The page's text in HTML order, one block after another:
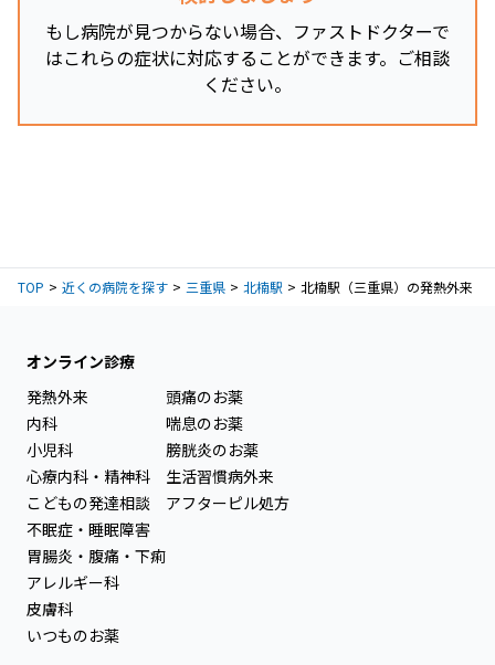
もし病院が見つからない場合、ファストドクターで
はこれらの症状に対応することができます。ご相談
ください。
TOP 近くの病院を探す 三重県 北楠駅 北楠駅（三重県）の発熱外来
オンライン診療
発熱外来
内科
小児科
心療内科・精神科
こどもの発達相談
不眠症・睡眠障害
胃腸炎・腹痛・下痢
アレルギー科
皮膚科
いつものお薬
頭痛のお薬
喘息のお薬
膀胱炎のお薬
生活習慣病外来
アフターピル処方